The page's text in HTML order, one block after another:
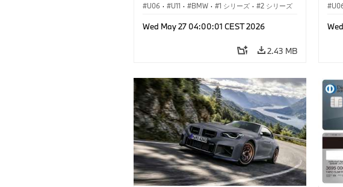
U06 · U11 · BMW · 1 シリーズ ·
2 シリーズ
Wed May 27 04:00:01 CEST 2026
2.43 MB